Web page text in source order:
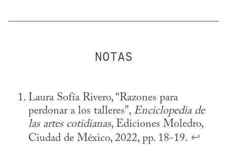
Laura Sofía Rivero, “Razones para
perdonar a los talleres”, Enciclopedia de
las artes cotidianas, Ediciones Moledro,
Ciudad de México, 2022, pp. 18-19. ↩